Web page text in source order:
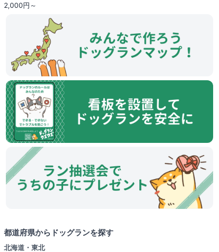
2,000円～
都道府県からドッグランを探す
北海道・東北